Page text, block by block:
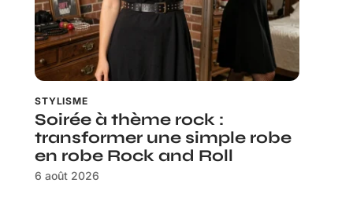
STYLISME
Soirée à thème rock :
transformer une simple robe
en robe Rock and Roll
6 août 2026